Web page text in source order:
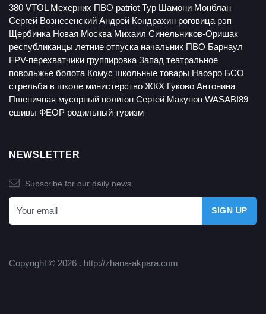
380 VTOL Мехерних ПВО patriot Тур Шамони Монблан
Сергей Вознесенский Андрей Кондрахин роговица рэп
Щербинка Новая Москва Михаил Синельников-Оришак
республиканцы летние отпуска начальник ПВО Барнаул
FPV-перехватчики группировка Запад театральное
повольжье болота Комус школьные товары Наоэро БСО
стрельба в школе министерство ЖКХ Гуково Антонина
Пшеничная мусорный полигон Сергей Макунов WASABI89
ешивы ФЕОР родильный туризм
NEWSLETTER
Subscribe for our daily news
Copyright © 2026 . http://zhana-akpara.com